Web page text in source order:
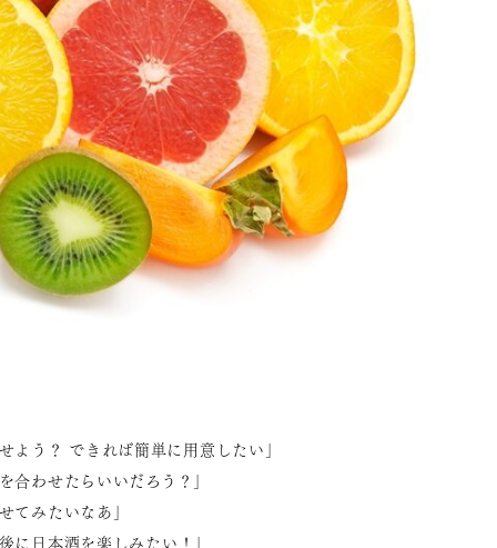
よう？ できれば簡単に用意したい」
合わせたらいいだろう？」
てみたいなあ」
に日本酒を楽しみたい！」